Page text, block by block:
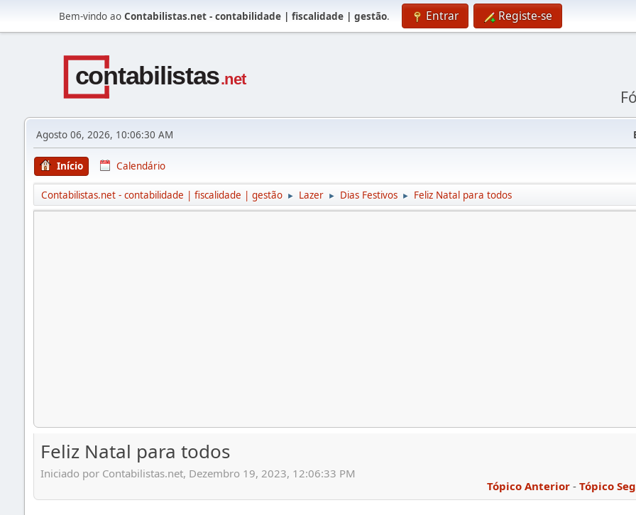
Bem-vindo ao Contabilistas.net - contabilidade | fiscalidade | gestão. Entrar Registe-se
Agosto 06, 2026, 10:06:30 AM
Início Calendário
Contabilistas.net - contabilidade | fiscalidade | gestão ► Lazer ► Dias Festivos ► Feliz Natal para todos
Feliz Natal para todos
Iniciado por Contabilistas.net, Dezembro 19, 2023, 12:06:33 PM
Tópico Anterior -Tópico